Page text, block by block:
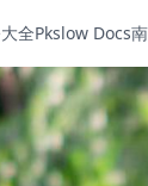
全Pkslow Docs